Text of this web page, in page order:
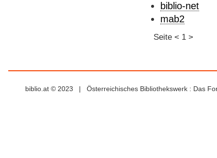
biblio-net
mab2
Seite < 1 >
biblio.at © 2023 | Österreichisches Bibliothekswerk : Das